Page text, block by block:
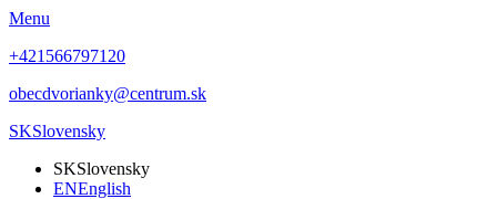
Menu
+421566797120
obecdvorianky@centrum.sk
SKSlovensky
SKSlovensky
ENEnglish